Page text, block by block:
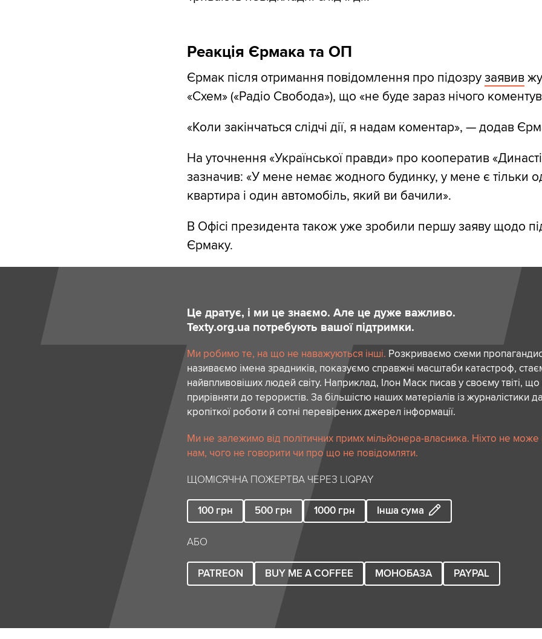
Реакція Єрмака та ОП
Єрмак після отримання повідомлення про підозру заявив
«Схем» («Радіо Свобода»), що «не буде зараз нічого
«Коли закінчаться слідчі дії, я надам коментар», — додав
На уточнення «Української правди» про кооператив
зазначив: «У мене немає жодного будинку, у мене є тільки
квартира і один автомобіль, який ви бачили».
В Офісі президента також уже зробили першу заяву щодо
Єрмаку.
Це дратує, і ми це знаємо. Але це дуже важливо.
Texty.org.ua потребують вашої підтримки.
Ми робимо те, на що не наважуються інші. Розкриваємо схеми
називаємо імена зрадників, показуємо справжні масштаби катастроф,
найвпливовіших людей світу. Наприклад, Ілон Маск писав у своєму твіті,
прирівняти до терористів. За більшістю наших матеріалів із журналістики
кропіткої роботи й сотні перевірених джерел інформації.
Ми не залежимо від політичних примх мільйонера-власника. Ніхто не може
нам, чого не говорити чи про що не повідомляти.
ЩОМІСЯЧНА ПОЖЕРТВА ЧЕРЕЗ LIQPAY
100 грн 500 грн 1000 грн Інша сума
АБО
PATREON BUY ME A COFFEE МОНОБАЗА PAYPAL